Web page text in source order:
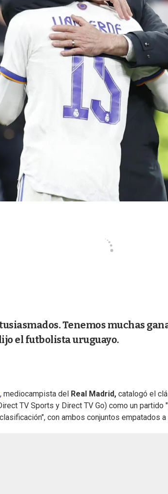
Tenemos muchas
el futbolista uruguayo.
, mediocampista del Real Madrid, catalogó el
TV Sports y Direct TV Go) como un partido
con ambos conjuntos empatados